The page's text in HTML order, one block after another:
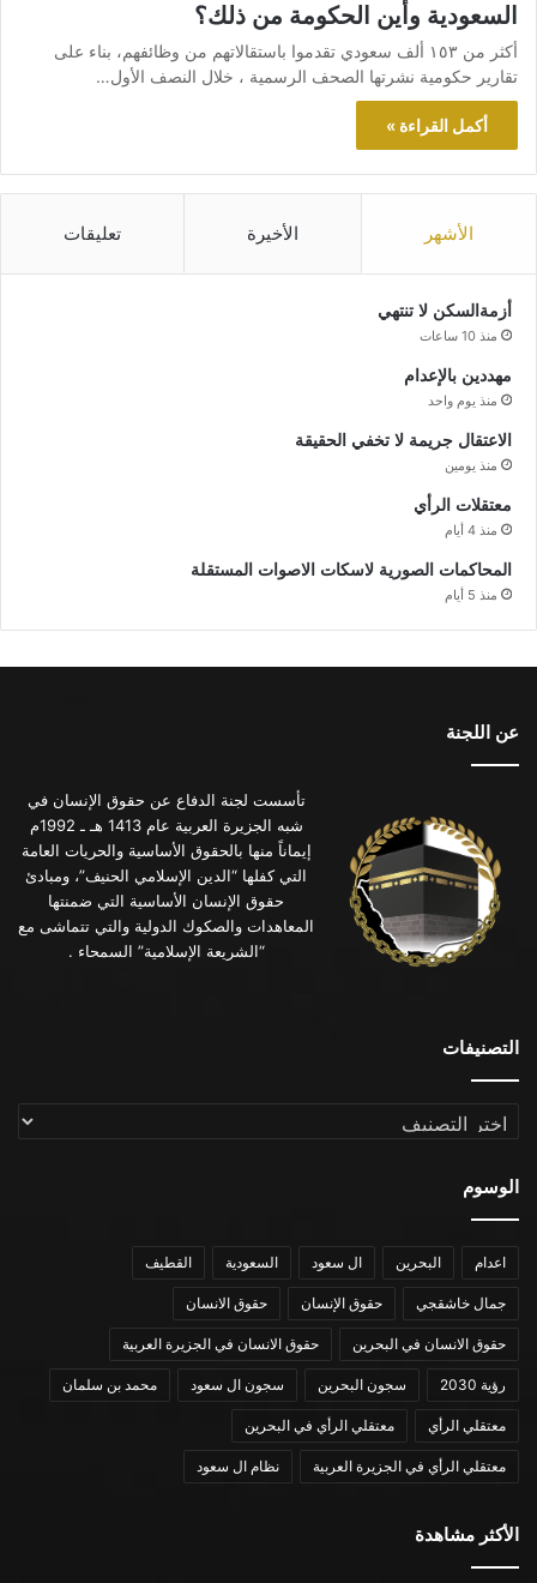
السعودية وأين الحكومة من ذلك؟
أكثر من ١٥٣ ألف سعودي تقدموا باستقالاتهم من وظائفهم، بناء على
تقارير حكومية نشرتها الصحف الرسمية ، خلال النصف الأول…
أكمل القراءة »
الأشهر الأخيرة تعليقات
أزمةالسكن لا تنتهي
منذ 10 ساعات
مهددين بالإعدام
منذ يوم واحد
الاعتقال جريمة لا تخفي الحقيقة
منذ يومين
معتقلات الرأي
منذ 4 أيام
المحاكمات الصورية لاسكات الاصوات المستقلة
منذ 5 أيام
عن اللجنة
تأسست لجنة الدفاع عن حقوق الإنسان في
شبه الجزيرة العربية عام 1413 هـ ـ 1992م
إيماناً منها بالحقوق الأساسية والحريات العامة
التي كفلها “الدين الإسلامي الحنيف”، ومبادئ
حقوق الإنسان الأساسية التي ضمنتها
المعاهدات والصكوك الدولية والتي تتماشى مع
“الشريعة الإسلامية” السمحاء .
التصنيفات
التصنيفات
الوسوم
اعدام البحرين ال سعود السعودية القطيف
جمال خاشقجي حقوق الإنسان حقوق الانسان
حقوق الانسان في البحرين حقوق الانسان في الجزيرة العربية
رؤية 2030 سجون البحرين سجون ال سعود محمد بن سلمان
معتقلي الرأي معتقلي الرأي في البحرين
معتقلي الرأي في الجزيرة العربية نظام ال سعود
الأكثر مشاهدة